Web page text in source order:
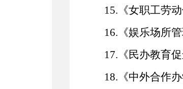
15.《女职工劳
16.《娱乐场所管
17.《民办教育
18.《中外合作办